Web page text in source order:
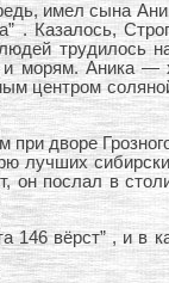
имел сына
. Казалось,
трудилось
и морям. Аника
центром
дворе
лучших
он послал в
вёрст” , и в